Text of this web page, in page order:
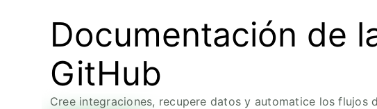
Documentación de
GitHub
Cree integraciones, recupere datos y automatice los flujos